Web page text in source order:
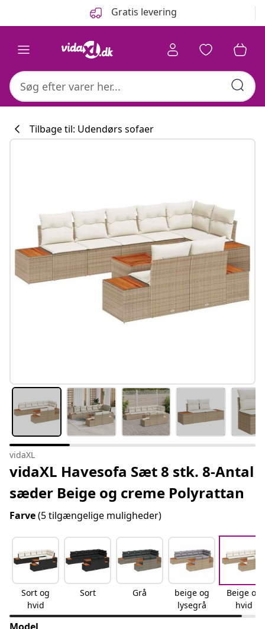
Gratis levering
#sharemevidaxl
Tilbage til: Udendørs sofaer
vidaXL
vidaXL Havesofa Sæt 8 stk. 8-Antal
sæder Beige og creme Polyrattan
Farve(5 tilgængelige muligheder)
Sort og
hvid
Sort Grå
beige og
lysegrå
Beige og
hvid